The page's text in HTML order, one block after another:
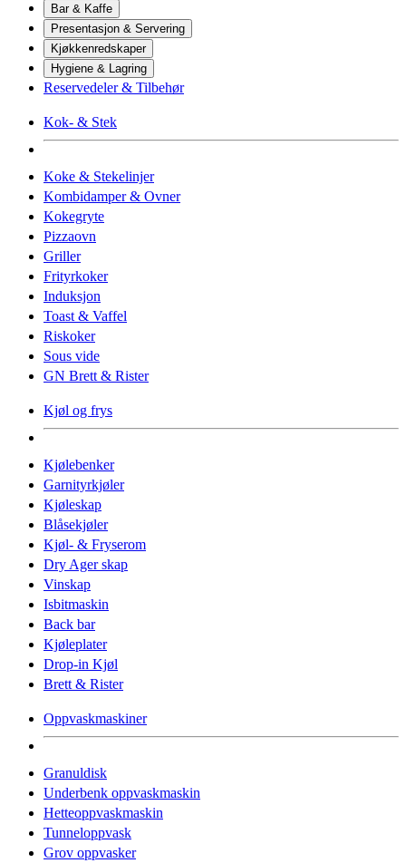
Bar & Kaffe
Presentasjon & Servering
Kjøkkenredskaper
Hygiene & Lagring
Reservedeler & Tilbehør
Kok- & Stek
Koke & Stekelinjer
Kombidamper & Ovner
Kokegryte
Pizzaovn
Griller
Frityrkoker
Induksjon
Toast & Vaffel
Riskoker
Sous vide
GN Brett & Rister
Kjøl og frys
Kjølebenker
Garnityrkjøler
Kjøleskap
Blåsekjøler
Kjøl- & Fryserom
Dry Ager skap
Vinskap
Isbitmaskin
Back bar
Kjøleplater
Drop-in Kjøl
Brett & Rister
Oppvaskmaskiner
Granuldisk
Underbenk oppvaskmaskin
Hetteoppvaskmaskin
Tunneloppvask
Grov oppvasker